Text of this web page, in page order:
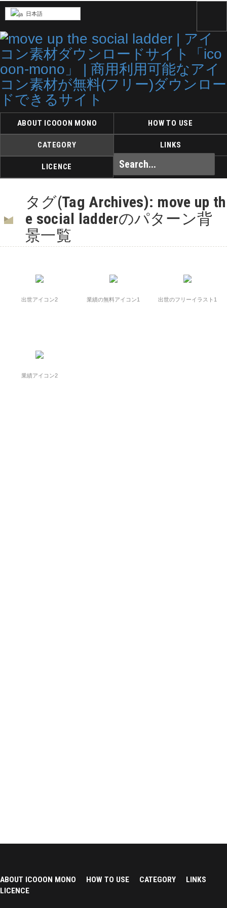
ABOUT ICOOON MONO HOW TO USE
CATEGORY LINKS
LICENCE
日本語
タグ(Tag Archives): move up th
e social ladderのパターン背
景一覧
出世アイコン2 業績の無料アイコン1 出世のフリーイラスト1
業績アイコン2
ABOUT ICOOON MONO HOW TO USE CATEGORY
LINKS
LICENCE